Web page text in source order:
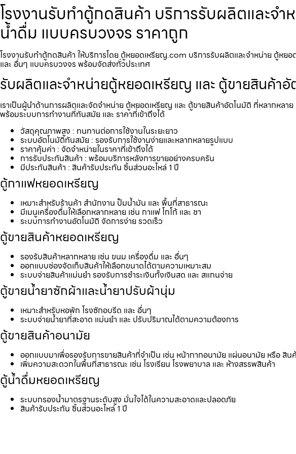
โรงงานรับทำตู้กดสินค้า บริการรับผลิตและจ
น้ำดื่ม แบบครบวงจร ราคาถูก
โรงงานรับทำตู้กดสินค้า ให้บริการโดย ตู้หยอดเหรียญ.com บริการรับผลิตและจำหน่าย ตู้ห
และ อื่นๆ แบบครบวงจร พร้อมจัดส่งทั่วประเทศ
รับผลิตและจำหน่ายตู้หยอดเหรียญ และ ตู้ขายสินค้าอั
เราเป็นผู้นำด้านการผลิตและจัดจำหน่าย ตู้หยอดเหรียญ และ ตู้ขายสินค้าอัตโนมัติ ที่หลากหล
พร้อมระบบการทำงานที่ทันสมัย และ ราคาที่เข้าถึงได้
วัสดุคุณภาพสูง : ทนทานต่อการใช้งานในระยะยาว
ระบบอัตโนมัติทันสมัย : รองรับการใช้งานง่ายและหลากหลายรูปแบบ
ราคาคุ้มค่า : จัดจำหน่ายในราคาที่เข้าถึงได้
การรับประกันสินค้า : พร้อมบริการหลังการขายอย่างครบครัน
มีประกันสินค้า : สินค้ารับประกัน ชิ้นส่วนอะไหล่ 1 ปี
ตู้กาแฟหยอดเหรียญ
เหมาะสำหรับร้านค้า สำนักงาน ปั้มน้ำมัน และ พื้นที่สาธารณะ
มีเมนูเครื่องดื่มให้เลือกหลากหลาย เช่น กาแฟ โกโก้ และ ชา
ระบบการทำงานอัตโนมัติ จัดการง่าย รวดเร็ว
ตู้ขายสินค้าหยอดเหรียญ
รองรับสินค้าหลากหลาย เช่น ขนม เครื่องดื่ม และ อื่นๆ
ออกแบบช่องจัดเก็บสินค้าให้เลือกขนาดได้ตามความเหมาะสม
ระบบจ่ายสินค้าแม่นยำ รองรับการชำระเงินทั้งเงินสด และ สแกนจ่าย
ตู้ขายน้ำยาซักผ้าและน้ำยาปรับผ้านุ่ม
เหมาะสำหรับหอพัก โรงซักอบรีด และ อื่นๆ
ระบบจ่ายน้ำยาที่สะอาด แม่นยำ และ ปรับปริมาณได้ตามความต้องการ
ตู้ขายสินค้าอนามัย
ออกแบบมาเพื่อรองรับการขายสินค้าที่จำเป็น เช่น หน้ากากอนามัย แผ่นอนามัย หรือ สิน
เพิ่มความสะดวกในพื้นที่สาธารณะ เช่น โรงเรียน โรงพยาบาล และ ห้างสรรพสินค้า
ตู้น้ำดื่มหยอดเหรียญ
ระบบกรองน้ำมาตรฐานระดับสูง มั่นใจได้ในความสะอาดและปลอดภัย
สินค้ารับประกัน ชิ้นส่วนอะไหล่ 1 ปี